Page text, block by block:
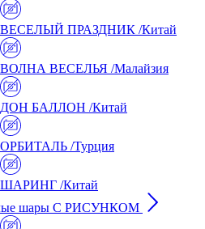
ВЕСЕЛЫЙ ПРАЗДНИК /Китай
ВОЛНА ВЕСЕЛЬЯ /Малайзия
ДОН БАЛЛОН /Китай
ОРБИТАЛЬ /Турция
ШАРИНГ /Китай
шары С РИСУНКОМ